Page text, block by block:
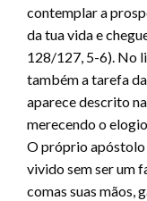
contemplar a
da tua vida e
128/127, 5-6). No
também a tarefa
aparece descrito
merecendo o
O próprio apóstolo
vivido sem ser um
comas suas mãos,